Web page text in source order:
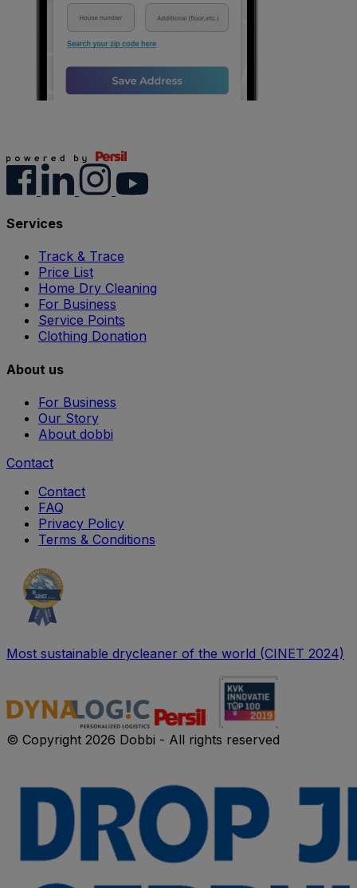
Services
Track & Trace
Price List
Home Dry Cleaning
For Business
Service Points
Clothing Donation
About us
For Business
Our Story
About dobbi
Contact
Contact
FAQ
Privacy Policy
Terms & Conditions
Most sustainable drycleaner of the world (CINET 2024)
© Copyright 2026 Dobbi - All rights reserved